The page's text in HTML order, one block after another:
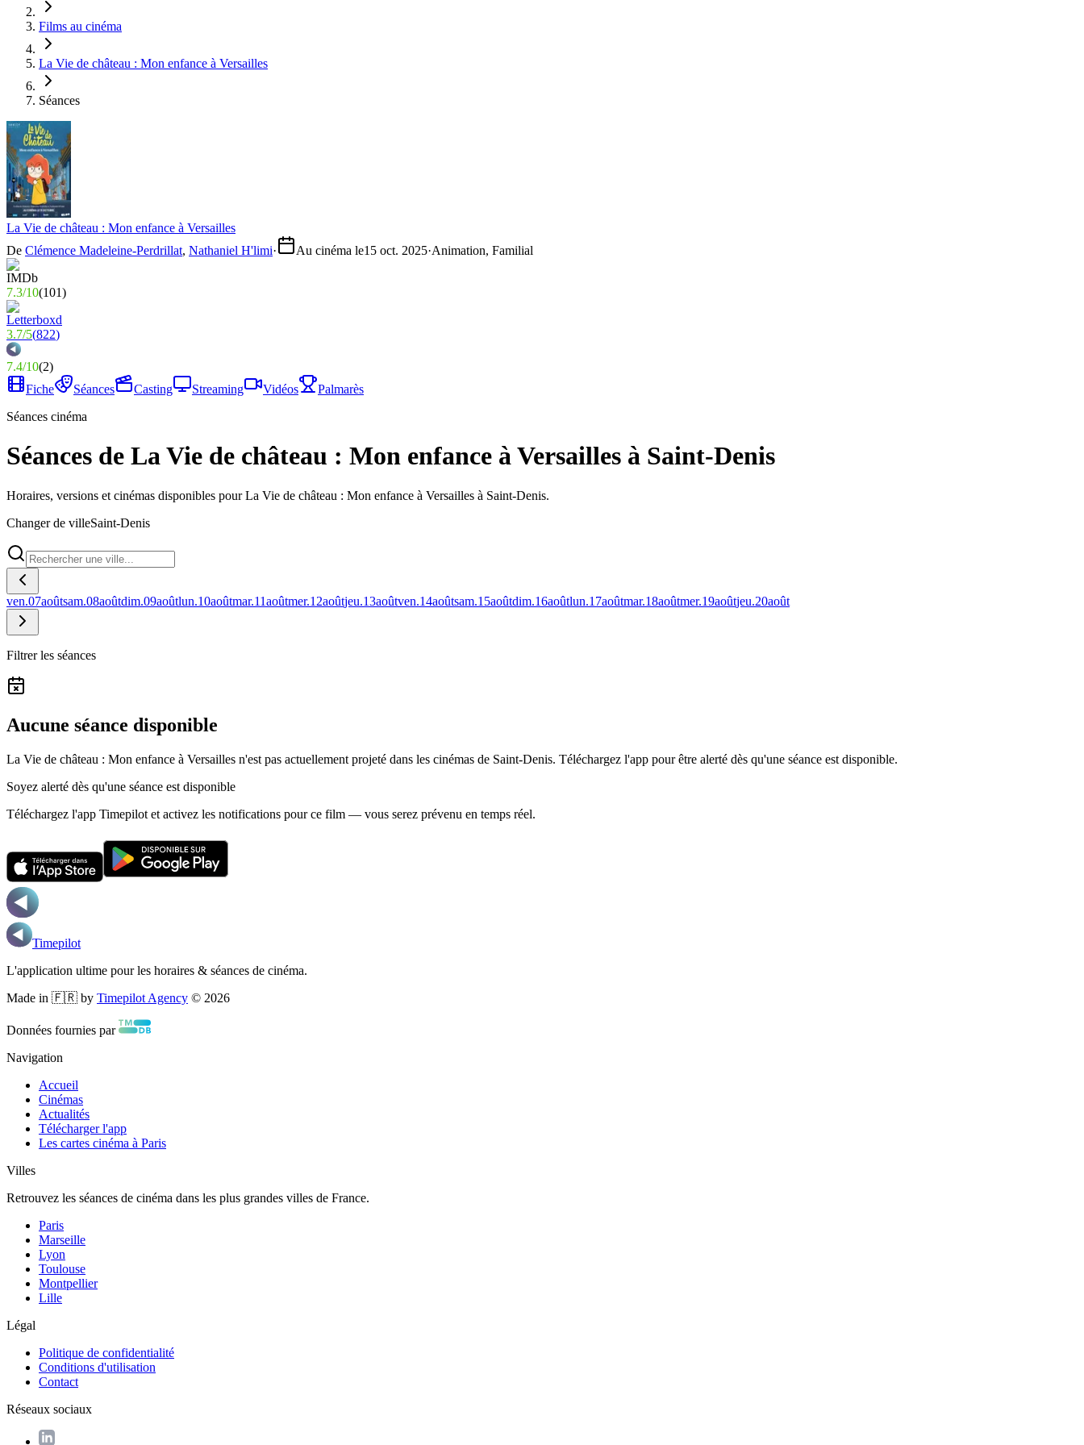
Films au cinéma
La Vie de château : Mon enfance à Versailles
Séances
La Vie de château : Mon enfance à Versailles
De Clémence Madeleine-Perdrillat, Nathaniel H'limi· Au cinéma le15 oct. 2025·Animation, Familial
7.3/10(101)
3.7/5(822)
7.4/10(2)
Fiche
Séances Casting Streaming Vidéos
Palmarès
Séances cinéma
Séances de La Vie de château : Mon enfance à Versailles à Saint-Denis
Horaires, versions et cinémas disponibles pour La Vie de château : Mon enfance à Versailles à Saint-Denis.
Changer de villeSaint-Denis
ven.07aoûtsam.08aoûtdim.09aoûtlun.10aoûtmar.11aoûtmer.12aoûtjeu.13aoûtven.14aoûtsam.15aoûtdim.16aoûtlun.17aoûtmar.18aoûtmer.19aoûtjeu.20août
Filtrer les séances
Aucune séance disponible
La Vie de château : Mon enfance à Versailles n'est pas actuellement projeté dans les cinémas de Saint-Denis. Téléchargez l'app pour être alerté dès qu'une séance est disponible.
Soyez alerté dès qu'une séance est disponible
Téléchargez l'app Timepilot et activez les notifications pour ce film — vous serez prévenu en temps réel.
Timepilot
L'application ultime pour les horaires & séances de cinéma.
Made in 🇫🇷 by Timepilot Agency © 2026
Données fournies par
Navigation
Accueil
Cinémas
Actualités
Télécharger l'app
Les cartes cinéma à Paris
Villes
Retrouvez les séances de cinéma dans les plus grandes villes de France.
Paris
Marseille
Lyon
Toulouse
Montpellier
Lille
Légal
Politique de confidentialité
Conditions d'utilisation
Contact
Réseaux sociaux